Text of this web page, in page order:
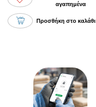
αγαπημένα
Προσθήκη στο καλάθι